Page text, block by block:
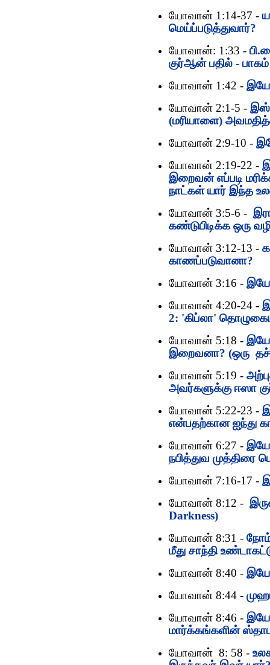
யோவான் 1:14-37 -
மெய்ப்படுத்துவார்?
யோவான்: 1:33 -
குர்‍ஆன் பதில் -
யோவான் 1:42 -
யோவான் 2:1-5 -
(மரியாளை)
யோவான் 2:9-10 -
யோவான் 2:19-22 -
இறைவன் எப்படி
நாட்கள் யார் இந்த
யோவான் 3:5-6 -
கண்டுபிடிக்க ஒரு
யோவான் 3:12-13 -
காணப்படுவானா?
யோவான் 3:16 -
யோவான் 4:20-24 -
2: 'கிப்லா'
யோவான் 5:18 -
இறைவனா? (ஒரு
யோவான் 5:19 -
அவர்களுக்கு ஈஸா
யோவான் 5:22-23 -
என்பதற்கான ஐந்து
யோவான் 6:27 -
நபித்துவ முத்திரை
யோவான் 7:16-17 -
யோவான் 8:12 -
Darkness)
யோவான் 8:31 -
மீது சாந்தி
யோவான் 8:40 -
யோவான் 8:44 -
யோவான் 8:46 -
மார்க்கங்களின்
யோவான் 8: 58 -